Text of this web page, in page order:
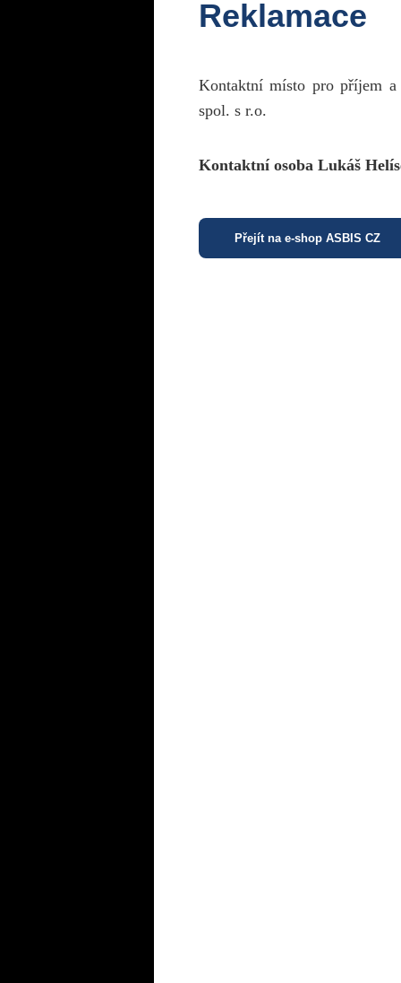
Reklamace
Kontaktní místo pro příjem
spol. s r.o.
Kontaktní osoba Lukáš
Přejít na e-shop ASBIS CZ